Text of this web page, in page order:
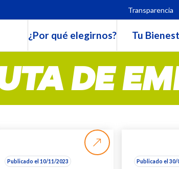
Transparencia
¿Por qué elegirnos? Tu
DE
Publicado el 10/11/2023 Publicado el 30/